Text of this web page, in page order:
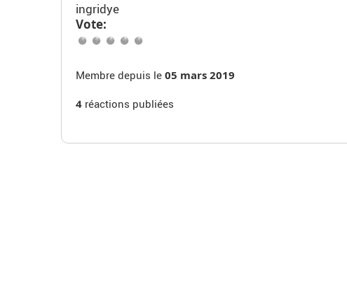
ingridye
Vote:
Membre depuis le 05 mars 2019
4 réactions publiées